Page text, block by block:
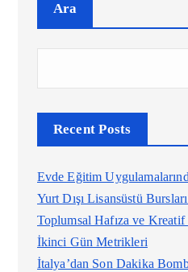
Ara
Recent Posts
Evde Eğitim
Yurt Dışı Lisansüstü
Toplumsal Hafıza ve
İkinci Gün Metrikleri
İtalya’dan Son Dakika